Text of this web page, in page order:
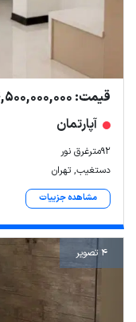
قیمت: 14,500,000,000 تومان
آپارتمان
۹۲مترغرق نور
دستغیب, تهران
مشاهده جزییات
4 تصویر